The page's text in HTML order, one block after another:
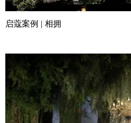
启蔻案例 | 相拥